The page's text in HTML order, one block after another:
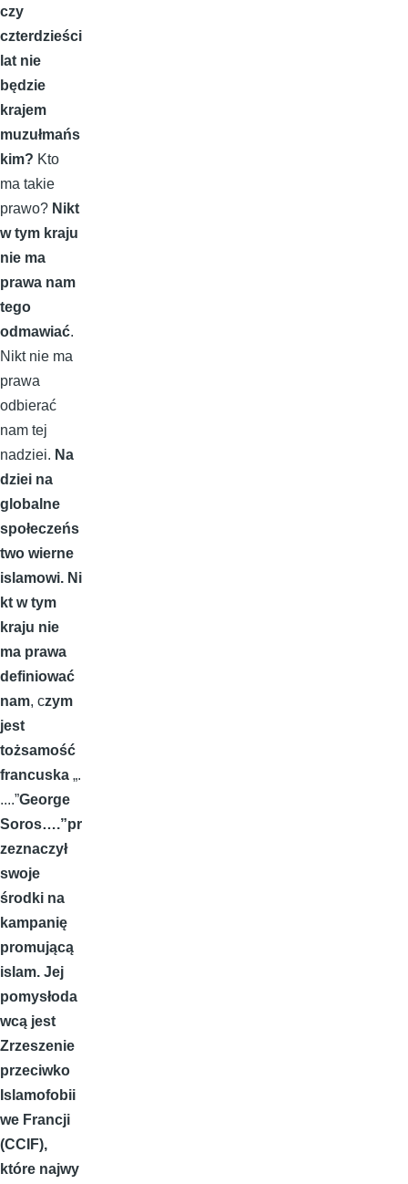
czy
czterdzieści
lat nie
będzie
krajem
muzułmańs
kim? Kto
ma takie
prawo? Nikt
w tym kraju
nie ma
prawa nam
tego
odmawiać.
Nikt nie ma
prawa
odbierać
nam tej
nadziei. Na
dziei na
globalne
społeczeńs
two wierne
islamowi. Ni
kt w tym
kraju nie
ma prawa
definiować
nam, czym
jest
tożsamość
francuska „.
....”George
Soros….”pr
zeznaczył
swoje
środki na
kampanię
promującą
islam. Jej
pomysłoda
wcą jest
Zrzeszenie
przeciwko
Islamofobii
we Francji
(CCIF),
które najwy